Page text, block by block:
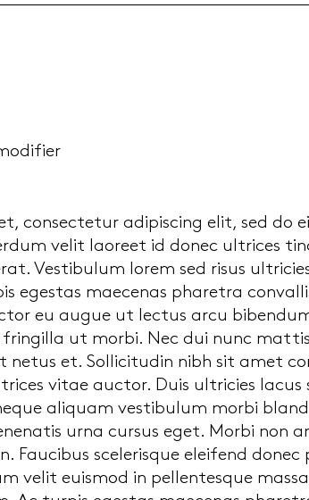
consectetur adipiscing elit, sed
velit laoreet id donec ultrices
Vestibulum lorem sed risus
egestas maecenas pharetra
eu augue ut lectus arcu
fringilla ut morbi. Nec dui nunc
netus et. Sollicitudin nibh sit amet
vitae auctor. Duis ultricies
aliquam vestibulum morbi
urna cursus eget. Morbi non
Faucibus scelerisque eleifend
velit euismod in pellentesque